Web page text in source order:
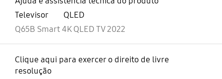
Televisor
QLED
Q65B Smart 4K QLED TV 2022
Clique aqui para exercer o direito de livre
resolução